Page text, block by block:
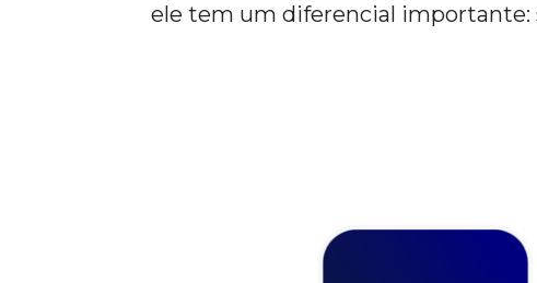
ele tem um diferencial importante: